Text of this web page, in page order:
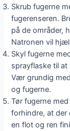
Skrub fugerne
fugerenseren.
på de områder,
Natronen vil
Skyl fugerne
sprayflaske til
Vær grundig
og fugerne.
Tør fugerne
forhindre, at der
en flot og ren